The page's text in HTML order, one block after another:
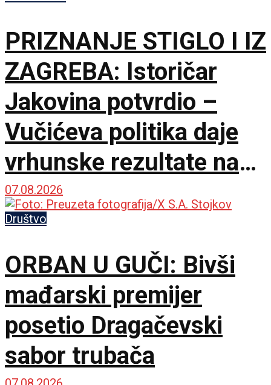
PRIZNANJE STIGLO I IZ
ZAGREBA: Istoričar
Jakovina potvrdio –
Vučićeva politika daje
vrhunske rezultate na
međunarodnoj sceni
07.08.2026
Društvo
ORBAN U GUČI: Bivši
mađarski premijer
posetio Dragačevski
sabor trubača